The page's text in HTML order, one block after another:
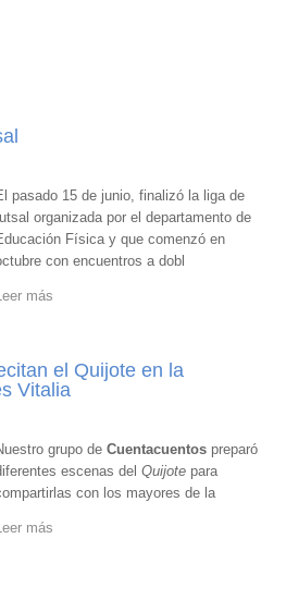
pasado 15 de junio, finalizó la liga de
organizada por el departamento de
Física y que comenzó en
con encuentros a dobl
más
el Quijote en la
Vitalia
grupo de Cuentacuentos preparó
escenas del Quijote para
con los mayores de la
más